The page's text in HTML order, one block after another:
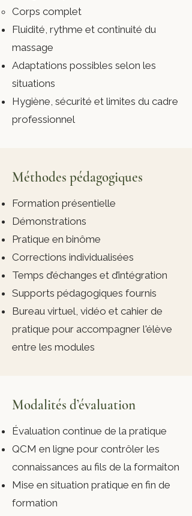
Corps complet
Fluidité, rythme et continuité du
massage
Adaptations possibles selon les
situations
Hygiène, sécurité et limites du cadre
professionnel
Méthodes pédagogiques
Formation présentielle
Démonstrations
Pratique en binôme
Corrections individualisées
Temps d’échanges et d’intégration
Supports pédagogiques fournis
Bureau virtuel, vidéo et cahier de
pratique pour accompagner l'élève
entre les modules
Modalités d’évaluation
Évaluation continue de la pratique
QCM en ligne pour contrôler les
connaissances au fils de la formaiton
Mise en situation pratique en fin de
formation